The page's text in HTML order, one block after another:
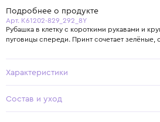
Подробнее о продукте
Арт. K61202-829_292_8Y
Рубашка в клетку с короткими рукавами и
пуговицы спереди. Принт сочетает
Характеристики
Состав и уход